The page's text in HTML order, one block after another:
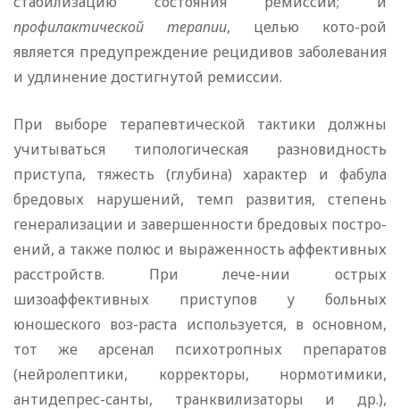
профилактической терапии, целью кото-рой
является предупреждение рецидивов заболевания
и удлинение достигнутой ремиссии.
При выборе терапевтической тактики должны
учитываться типологическая разновидность
приступа, тяжесть (глубина) характер и фабула
бредовых нарушений, темп развития, степень
генерализации и завершенности бредовых постро-
ений, а также полюс и выраженность аффективных
расстройств. При лече-нии острых
шизоаффективных приступов у больных
юношеского воз-раста используется, в основном,
тот же арсенал психотропных препаратов
(нейролептики, корректоры, нормотимики,
антидепрес-санты, транквилизаторы и др.),